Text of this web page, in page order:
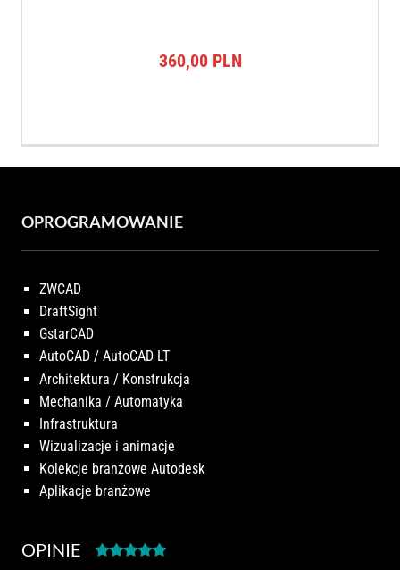
360,00 PLN
OPROGRAMOWANIE
ZWCAD
DraftSight
GstarCAD
AutoCAD / AutoCAD LT
Architektura / Konstrukcja
Mechanika / Automatyka
Infrastruktura
Wizualizacje i animacje
Kolekcje branżowe Autodesk
Aplikacje branżowe
OPINIE